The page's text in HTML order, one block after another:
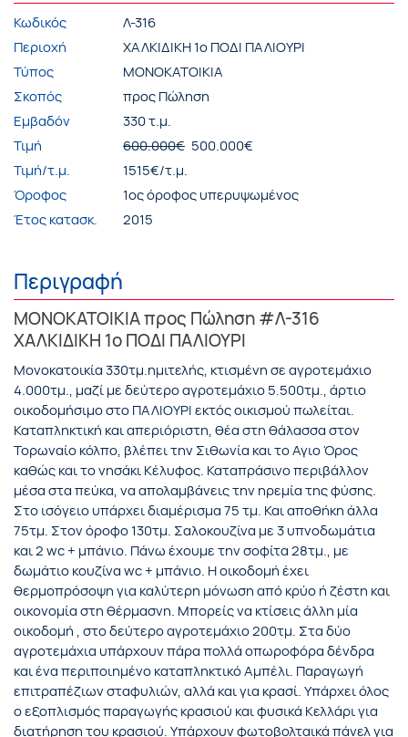
Κωδικός
Λ-316
Περιοχή
ΧΑΛΚΙΔΙΚΗ 1ο ΠΟΔΙ ΠΑΛΙΟΥΡΙ
Τύπος
ΜΟΝΟΚΑΤΟΙΚΙΑ
Σκοπός
προς Πώληση
Εμβαδόν
330 τ.μ.
Τιμή
600.000€ 500.000€
Τιμή/τ.μ.
1515€/τ.μ.
Όροφος
1ος όροφος υπερυψωμένος
Έτος κατασκ.
2015
Περιγραφή
ΜΟΝΟΚΑΤΟΙΚΙΑ προς Πώληση #Λ-316
ΧΑΛΚΙΔΙΚΗ 1ο ΠΟΔΙ ΠΑΛΙΟΥΡΙ
Μονοκατοικία 330τμ.ημιτελής, κτισμένη σε αγροτεμάχιο
4.000τμ., μαζί με δεύτερο αγροτεμάχιο 5.500τμ., άρτιο
οικοδομήσιμο στο ΠΑΛΙΟΥΡΙ εκτός οικισμού πωλείται.
Καταπληκτική και απεριόριστη, θέα στη θάλασσα στον
Τορωναίο κόλπο, βλέπει την Σιθωνία και το Αγιο Όρος
καθώς και το νησάκι Κέλυφος. Καταπράσινο περιβάλλον
μέσα στα πεύκα, να απολαμβάνεις την ηρεμία της φύσης.
Στο ισόγειο υπάρχει διαμέρισμα 75 τμ. Και αποθήκη άλλα
75τμ. Στον όροφο 130τμ. Σαλοκουζίνα με 3 υπνοδωμάτια
και 2 wc + μπάνιο. Πάνω έχουμε την σοφίτα 28τμ., με
δωμάτιο κουζίνα wc + μπάνιο. Η οικοδομή έχει
θερμοπρόσοψη για καλύτερη μόνωση από κρύο ή ζέστη και
οικονομία στη θέρμασνη. Μπορείς να κτίσεις άλλη μία
οικοδομή , στο δεύτερο αγροτεμάχιο 200τμ. Στα δύο
αγροτεμάχια υπάρχουν πάρα πολλά οπωροφόρα δένδρα
και ένα περιποιημένο καταπληκτικό Αμπέλι. Παραγωγή
επιτραπέζιων σταφυλιών, αλλά και για κρασί. Υπάρχει όλος
ο εξοπλισμός παραγωγής κρασιού και φυσικά Κελλάρι για
διατήρηση του κρασιού. Υπάρχουν φωτοβολταικά πάνελ για